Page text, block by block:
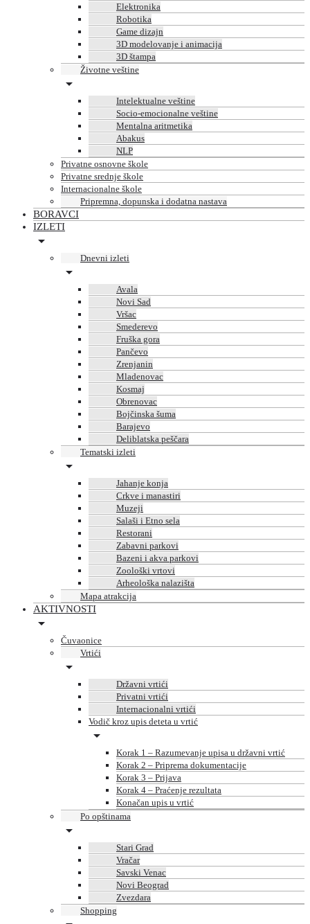
Elektronika
Robotika
Game dizajn
3D modelovanje i animacija
3D štampa
Životne veštine
Intelektualne veštine
Socio-emocionalne veštine
Mentalna aritmetika
Abakus
NLP
Privatne osnovne škole
Privatne srednje škole
Internacionalne škole
Pripremna, dopunska i dodatna nastava
BORAVCI
IZLETI
Dnevni izleti
Avala
Novi Sad
Vršac
Smederevo
Fruška gora
Pančevo
Zrenjanin
Mladenovac
Kosmaj
Obrenovac
Bojčinska šuma
Barajevo
Deliblatska peščara
Tematski izleti
Jahanje konja
Crkve i manastiri
Muzeji
Salaši i Etno sela
Restorani
Zabavni parkovi
Bazeni i akva parkovi
Zoološki vrtovi
Arheološka nalazišta
Mapa atrakcija
AKTIVNOSTI
Čuvaonice
Vrtići
Državni vrtići
Privatni vrtići
Internacionalni vrtići
Vodič kroz upis deteta u vrtić
Korak 1 – Razumevanje upisa u državni vrtić
Korak 2 – Priprema dokumentacije
Korak 3 – Prijava
Korak 4 – Praćenje rezultata
Konačan upis u vrtić
Po opštinama
Stari Grad
Vračar
Savski Venac
Novi Beograd
Zvezdara
Shopping